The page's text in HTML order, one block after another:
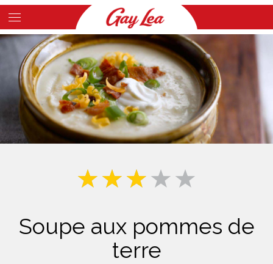
Skip
to
main
content
Main
Content
Soupe aux pommes de
terre